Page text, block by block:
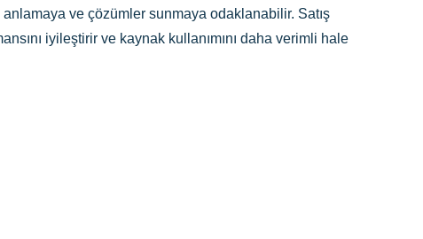
ve çözümler sunmaya odaklanabilir. Satış
iyileştirir ve kaynak kullanımını daha verimli hale